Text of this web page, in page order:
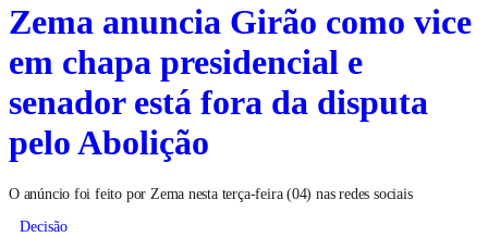
Zema anuncia Girão como vice
em chapa presidencial e
senador está fora da disputa
pelo Abolição
O anúncio foi feito por Zema nesta terça-feira (04) nas redes sociais
Decisão